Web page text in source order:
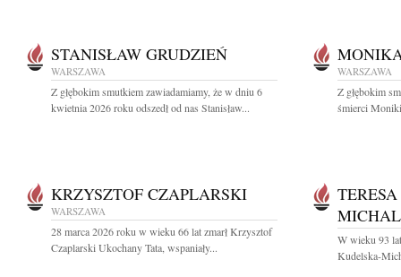
STANISŁAW GRUDZIEŃ
WARSZAWA
Z głębokim smutkiem zawiadamiamy, że w dniu 6
kwietnia 2026 roku odszedł od nas Stanisław...
WARSZAWA
Z głębokim
śmierci
KRZYSZTOF CZAPLARSKI
WARSZAWA
28 marca 2026 roku w wieku 66 lat zmarł Krzysztof
Czaplarski Ukochany Tata, wspaniały...
W wieku 93
Kudelska-